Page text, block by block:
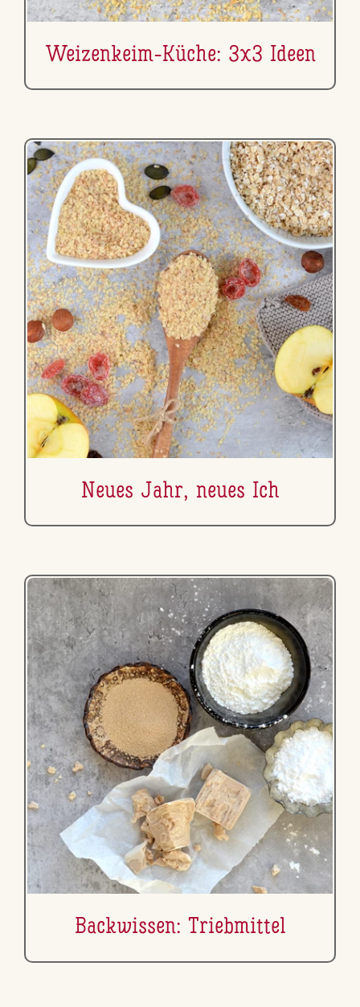
Wei­zen­keim-Küche: 3x3 Ideen
Neues Jahr, neues Ich
Back­wis­sen: Trieb­mit­tel